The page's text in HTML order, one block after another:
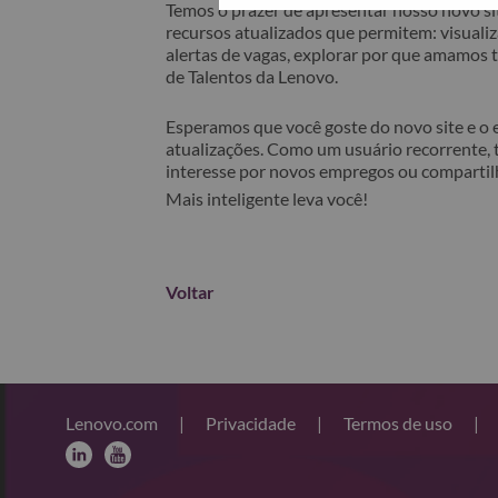
Temos o prazer de apresentar nosso novo
recursos atualizados que permitem:
alertas de vagas, explorar por que
de Talentos da Lenovo.
Esperamos que você goste do novo site e
atualizações. Como um usuário
interesse por novos empregos ou
Mais inteligente leva você!
Voltar
Lenovo.com | Privacidade | Termos de uso |